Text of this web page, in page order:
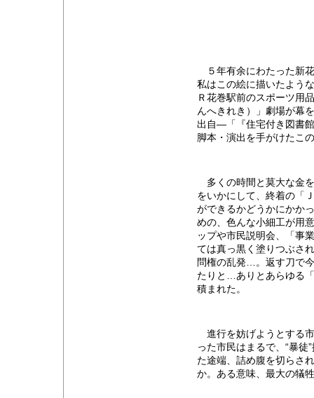
５年有余にわたった新
私はこの絵に描いたよう
Ｒ花巻駅前のスポーツ用
んへきれき）」劇場が幕
出自―「『住宅付き図書
脚本・演出を手がけたこ
多くの時間と莫大な金
をいかにして、終着の「
ができるかどうかにかか
めの、色んな小細工が用
ップや市民説明会、「事
ては真っ黒く塗りつぶさ
問権の乱発…。返す刀で
たりと…ありとあらゆる
積まれた。
進行を妨げようとする
った市民はまるで、“暴
た途端、詰め腹を切らさ
か。ある意味、最大の犠